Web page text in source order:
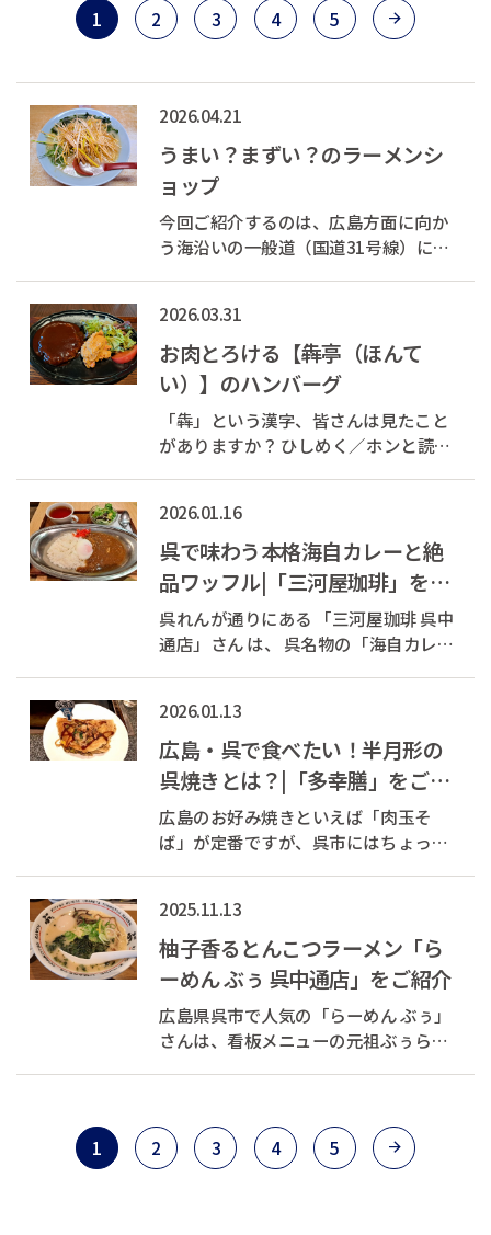
1 2 3 4 5
2026.04.21
うまい？まずい？のラーメンシ
ョップ
今回ご紹介するのは、広島方面に向か
う海沿いの一般道（国道31号線）にあ
い？」の言葉が目を引きますが、結論
から言うと“うまい”です。 お店のおす
すめは「ネギラーメン」...
2026.03.31
お肉とろける【犇亭（ほんて
い）】のハンバーグ
「犇」という漢字、皆さんは見たこと
がありますか？ ひしめく／ホンと読む
（ほんてい）】。 ミシュランガイド広
島にも掲載された名店ですが、2025年3
月に一時は閉店と...
2026.01.16
呉で味わう本格海自カレーと絶
品ワッフル|「三河屋珈琲」をご
紹介
呉れんが通りにある 「三河屋珈琲 呉中
通店」さん は、 呉名物の「海自カレ
ご」のレシピを再現した本格カレーを
提供しており、 地元客にも観光客にも
人気です。 カレーは、牛すじとひき...
2026.01.13
広島・呉で食べたい！半月形の
呉焼きとは？|「多幸膳」をご紹
介
広島のお好み焼きといえば「肉玉そ
ば」が定番ですが、呉市にはちょっと
使い、生地を二つ折りにした半月形の
フォルムです。 このスタイルは、かつ
て海軍の街として栄えた呉で、造船職
人が...
2025.11.13
柚子香るとんこつラーメン「ら
ーめん ぶぅ 呉中通店」をご紹介
広島県呉市で人気の「らーめん ぶぅ」
さんは、看板メニューの元祖ぶぅらー
ない一杯です。 メニューは塩とんこ
つ・豚濁しょうゆ・3Dラーメン（豚...
1 2 3 4 5